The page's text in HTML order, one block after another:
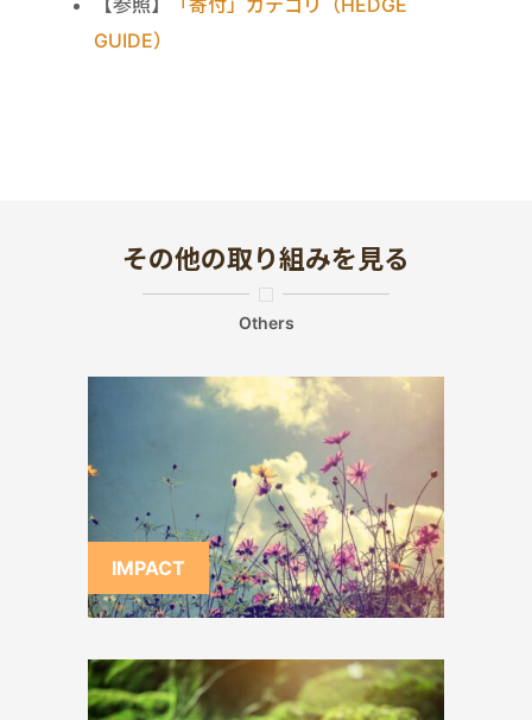
【参照】
「寄付」カテゴリ（HEDGE
GUIDE）
その他の取り組みを見る
Others
IMPACT